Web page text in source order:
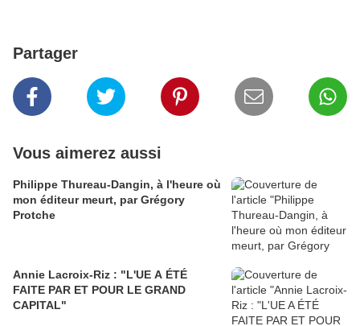
Partager
Vous aimerez aussi
Philippe Thureau-Dangin, à l'heure où
mon éditeur meurt, par Grégory
Protche
Annie Lacroix-Riz : "L'UE A ÉTÉ
FAITE PAR ET POUR LE GRAND
CAPITAL"